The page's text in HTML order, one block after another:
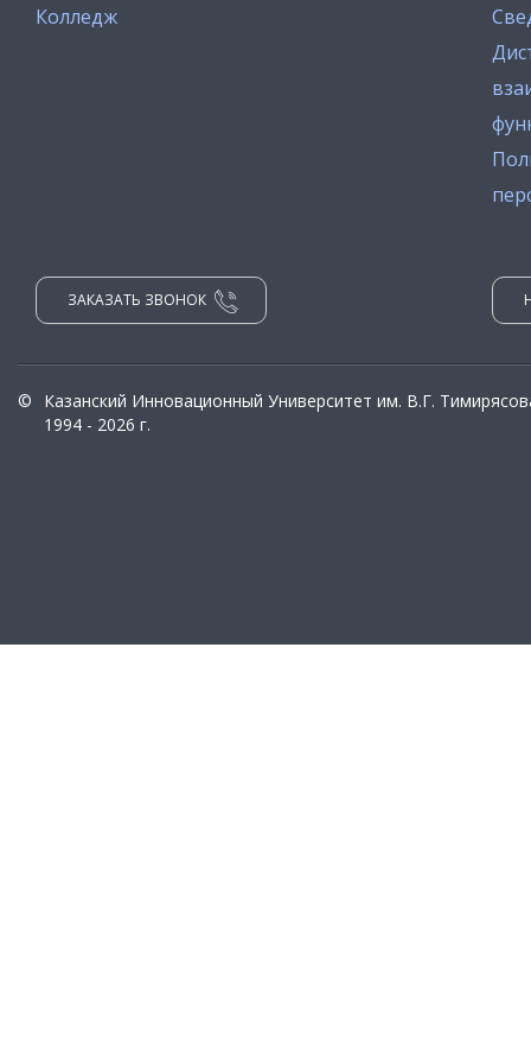
Колледж
ЗАКАЗАТЬ ЗВОНОК
©
Казанский Инновационный Университет им. В.Г.
1994 - 2026 г.